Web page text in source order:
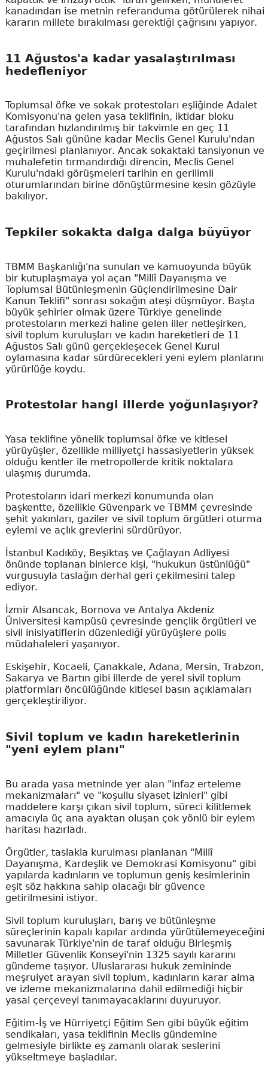
kanadından ise metnin referanduma götürülerek nihai
kararın millete bırakılması gerektiği çağrısını yapıyor.
11 Ağustos'a kadar yasalaştırılması
hedefleniyor
Toplumsal öfke ve sokak protestoları eşliğinde Adalet
Komisyonu'na gelen yasa teklifinin, iktidar bloku
tarafından hızlandırılmış bir takvimle en geç 11
Ağustos Salı gününe kadar Meclis Genel Kurulu'ndan
geçirilmesi planlanıyor. Ancak sokaktaki tansiyonun ve
muhalefetin tırmandırdığı direncin, Meclis Genel
Kurulu'ndaki görüşmeleri tarihin en gerilimli
oturumlarından birine dönüştürmesine kesin gözüyle
bakılıyor.
Tepkiler sokakta dalga dalga büyüyor
TBMM Başkanlığı'na sunulan ve kamuoyunda büyük
bir kutuplaşmaya yol açan "Millî Dayanışma ve
Toplumsal Bütünleşmenin Güçlendirilmesine Dair
Kanun Teklifi" sonrası sokağın ateşi düşmüyor. Başta
büyük şehirler olmak üzere Türkiye genelinde
protestoların merkezi haline gelen iller netleşirken,
sivil toplum kuruluşları ve kadın hareketleri de 11
Ağustos Salı günü gerçekleşecek Genel Kurul
oylamasına kadar sürdürecekleri yeni eylem planlarını
yürürlüğe koydu.
Protestolar hangi illerde yoğunlaşıyor?
Yasa teklifine yönelik toplumsal öfke ve kitlesel
yürüyüşler, özellikle milliyetçi hassasiyetlerin yüksek
olduğu kentler ile metropollerde kritik noktalara
ulaşmış durumda.
Protestoların idari merkezi konumunda olan
başkentte, özellikle Güvenpark ve TBMM çevresinde
şehit yakınları, gaziler ve sivil toplum örgütleri oturma
eylemi ve açlık grevlerini sürdürüyor.
İstanbul Kadıköy, Beşiktaş ve Çağlayan Adliyesi
önünde toplanan binlerce kişi, "hukukun üstünlüğü"
vurgusuyla taslağın derhal geri çekilmesini talep
ediyor.
İzmir Alsancak, Bornova ve Antalya Akdeniz
Üniversitesi kampüsü çevresinde gençlik örgütleri ve
sivil inisiyatiflerin düzenlediği yürüyüşlere polis
müdahaleleri yaşanıyor.
Eskişehir, Kocaeli, Çanakkale, Adana, Mersin, Trabzon,
Sakarya ve Bartın gibi illerde de yerel sivil toplum
platformları öncülüğünde kitlesel basın açıklamaları
gerçekleştiriliyor.
Sivil toplum ve kadın hareketlerinin
"yeni eylem planı"
Bu arada yasa metninde yer alan "infaz erteleme
mekanizmaları" ve "koşullu siyaset izinleri" gibi
maddelere karşı çıkan sivil toplum, süreci kilitlemek
amacıyla üç ana ayaktan oluşan çok yönlü bir eylem
haritası hazırladı.
Örgütler, taslakla kurulması planlanan "Millî
Dayanışma, Kardeşlik ve Demokrasi Komisyonu" gibi
yapılarda kadınların ve toplumun geniş kesimlerinin
eşit söz hakkına sahip olacağı bir güvence
getirilmesini istiyor.
Sivil toplum kuruluşları, barış ve bütünleşme
süreçlerinin kapalı kapılar ardında yürütülemeyeceğini
savunarak Türkiye'nin de taraf olduğu Birleşmiş
Milletler Güvenlik Konseyi'nin 1325 sayılı kararını
gündeme taşıyor. Uluslararası hukuk zemininde
meşruiyet arayan sivil toplum, kadınların karar alma
ve izleme mekanizmalarına dahil edilmediği hiçbir
yasal çerçeveyi tanımayacaklarını duyuruyor.
Eğitim-İş ve Hürriyetçi Eğitim Sen gibi büyük eğitim
sendikaları, yasa teklifinin Meclis gündemine
gelmesiyle birlikte eş zamanlı olarak seslerini
yükseltmeye başladılar.